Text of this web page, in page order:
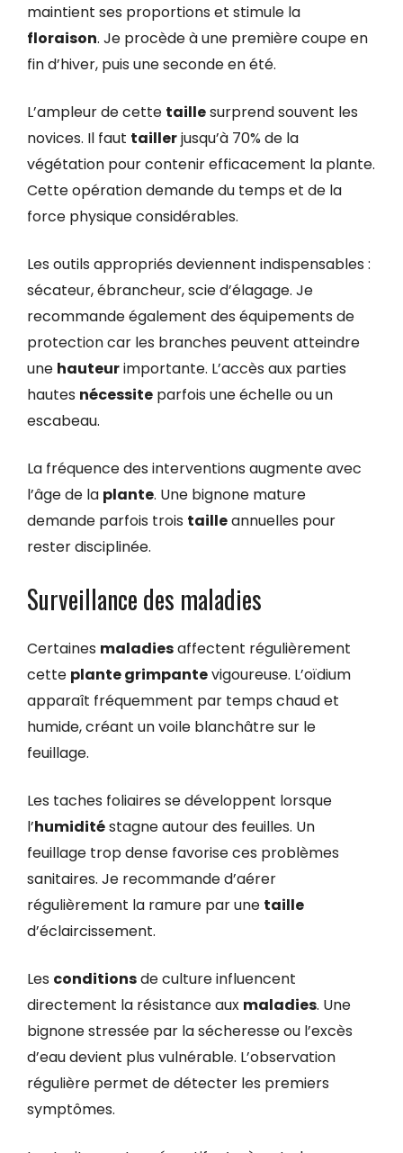
maintient ses proportions et stimule la
floraison. Je procède à une première coupe en
fin d’hiver, puis une seconde en été.
L’ampleur de cette taillesurprend souvent les
novices. Il faut taillerjusqu’à 70% de la
végétation pour contenir efficacement la plante.
Cette opération demande du temps et de la
force physique considérables.
Les outils appropriés deviennent indispensables :
sécateur, ébrancheur, scie d’élagage. Je
recommande également des équipements de
protection car les branches peuvent atteindre
une hauteurimportante. L’accès aux parties
hautes nécessite parfois une échelle ou un
escabeau.
La fréquence des interventions augmente avec
l’âge de la plante. Une bignone mature
demande parfois trois tailleannuelles pour
rester disciplinée.
Surveillance des maladies
Certaines maladiesaffectent régulièrement
cette plante grimpantevigoureuse. L’oïdium
apparaît fréquemment par temps chaud et
humide, créant un voile blanchâtre sur le
feuillage.
Les taches foliaires se développent lorsque
l’humiditéstagne autour des feuilles. Un
feuillage trop dense favorise ces problèmes
sanitaires. Je recommande d’aérer
régulièrement la ramure par une taille
d’éclaircissement.
Les conditionsde culture influencent
directement la résistance aux maladies. Une
bignone stressée par la sécheresse ou l’excès
d’eau devient plus vulnérable. L’observation
régulière permet de détecter les premiers
symptômes.